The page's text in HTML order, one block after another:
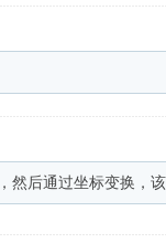
后通过坐标变换，